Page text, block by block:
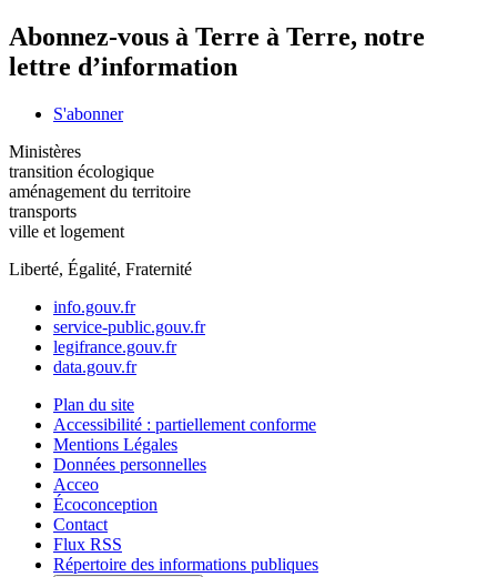
Abonnez-vous à Terre à Terre, notre
lettre d’information
S'abonner
Ministères
transition écologique
aménagement du territoire
transports
ville et logement
Liberté, Égalité, Fraternité
info.gouv.fr
service-public.gouv.fr
legifrance.gouv.fr
data.gouv.fr
Plan du site
Accessibilité : partiellement conforme
Mentions Légales
Données personnelles
Acceo
Écoconception
Contact
Flux RSS
Répertoire des informations publiques